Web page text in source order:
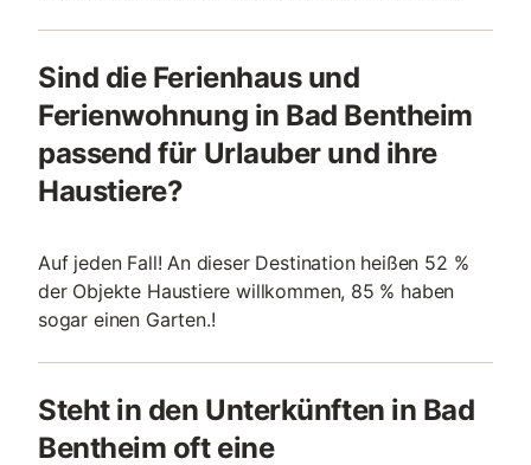
Sind die Ferienhaus und
Ferienwohnung in Bad Bentheim
passend für Urlauber und ihre
Haustiere?
Auf jeden Fall! An dieser Destination heißen 52 %
der Objekte Haustiere willkommen, 85 % haben
sogar einen Garten.!
Steht in den Unterkünften in Bad
Bentheim oft eine